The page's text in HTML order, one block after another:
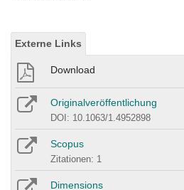
Externe Links
Download
Originalveröffentlichung
DOI: 10.1063/1.4952898
Scopus
Zitationen: 1
Dimensions